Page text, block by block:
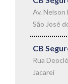
Av. Nelson
São José
CB
Rua
Jacareí